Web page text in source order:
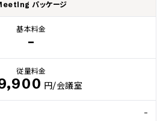
パッケージ
基本料金
-
従量料金
円/会議室
-